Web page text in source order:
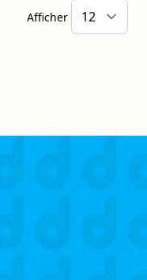
Afficher